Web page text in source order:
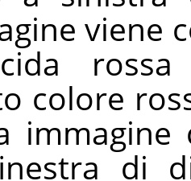
viene
colore
di